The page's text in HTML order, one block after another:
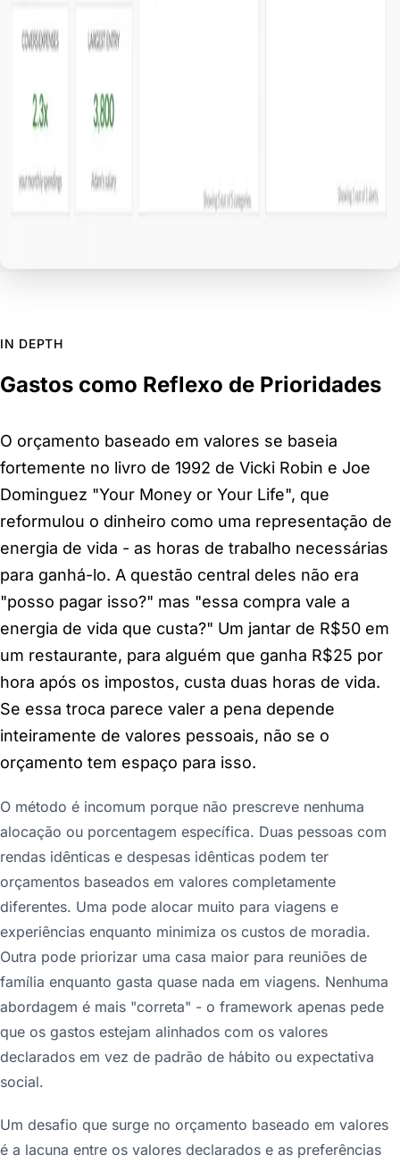
IN DEPTH
Gastos como Reflexo de Prioridades
O orçamento baseado em valores se baseia
fortemente no livro de 1992 de Vicki Robin e Joe
Dominguez "Your Money or Your Life", que
reformulou o dinheiro como uma representação de
energia de vida - as horas de trabalho necessárias
para ganhá-lo. A questão central deles não era
"posso pagar isso?" mas "essa compra vale a
energia de vida que custa?" Um jantar de R$50 em
um restaurante, para alguém que ganha R$25 por
hora após os impostos, custa duas horas de vida.
Se essa troca parece valer a pena depende
inteiramente de valores pessoais, não se o
orçamento tem espaço para isso.
O método é incomum porque não prescreve nenhuma
alocação ou porcentagem específica. Duas pessoas com
rendas idênticas e despesas idênticas podem ter
orçamentos baseados em valores completamente
diferentes. Uma pode alocar muito para viagens e
experiências enquanto minimiza os custos de moradia.
Outra pode priorizar uma casa maior para reuniões de
família enquanto gasta quase nada em viagens. Nenhuma
abordagem é mais "correta" - o framework apenas pede
que os gastos estejam alinhados com os valores
declarados em vez de padrão de hábito ou expectativa
social.
Um desafio que surge no orçamento baseado em valores
é a lacuna entre os valores declarados e as preferências